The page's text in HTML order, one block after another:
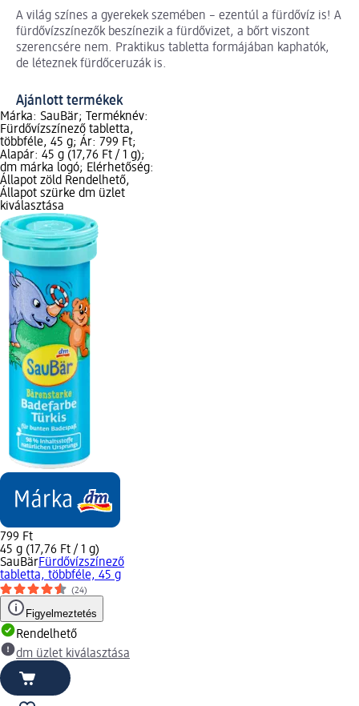
A világ színes a gyerekek szemében – ezentúl a fürdővíz is! A
fürdővízszínezők beszínezik a fürdővizet, a bőrt viszont
szerencsére nem. Praktikus tabletta formájában kaphatók,
de léteznek fürdőceruzák is.
Ajánlott termékek
Márka: SauBär; Terméknév:
Fürdővízszínező tabletta,
többféle, 45 g; Ár: 799 Ft;
Alapár: 45 g (17,76 Ft / 1 g);
dm márka logó; Elérhetőség:
Állapot zöld Rendelhető,
Állapot szürke dm üzlet
kiválasztása
799 Ft
45 g (17,76 Ft / 1 g)
SauBärFürdővízszínező
tabletta, többféle, 45 g
(24)
Figyelmeztetés
Rendelhető
dm üzlet kiválasztása